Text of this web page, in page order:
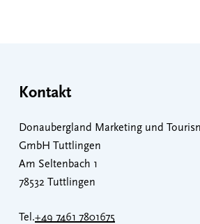
Kontakt
Donaubergland Marketing und
GmbH Tuttlingen
Am Seltenbach 1
78532 Tuttlingen
Tel.+49 7461 7801675